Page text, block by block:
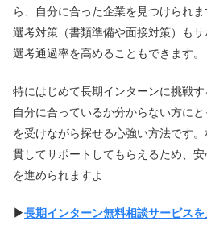
ら、自分に合った企業を見つけられま
選考対策（書類準備や面接対策）もサ
選考通過率を高めることもできます。
特にはじめて長期インターンに挑戦
自分に合っているか分からない方に
を受けながら探せる心強い方法です
貫してサポートしてもらえるため、
を進められますよ
▶︎長期インターン無料相談サービスを